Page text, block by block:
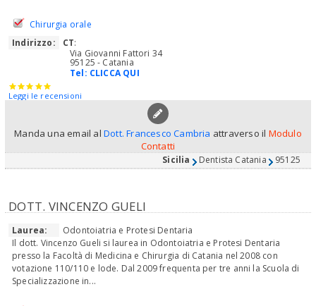
Chirurgia orale
Indirizzo:
CT:
Via Giovanni Fattori 34
95125 - Catania
Tel: CLICCA QUI
Leggi le recensioni
Manda una email al Dott. Francesco Cambria attraverso il Modulo
Contatti
Sicilia Dentista Catania 95125
DOTT. VINCENZO GUELI
Laurea:
Odontoiatria e Protesi Dentaria
Il dott. Vincenzo Gueli si laurea in Odontoiatria e Protesi Dentaria
presso la Facoltà di Medicina e Chirurgia di Catania nel 2008 con
votazione 110/110 e lode. Dal 2009 frequenta per tre anni la Scuola di
Specializzazione in...